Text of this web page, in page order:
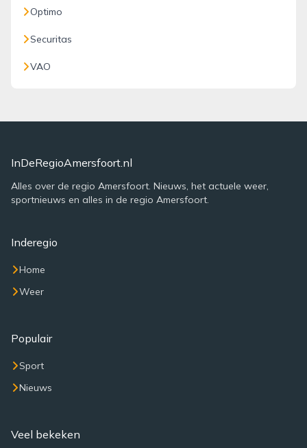
Optimo
Securitas
VAO
InDeRegioAmersfoort.nl
Alles over de regio Amersfoort. Nieuws, het actuele weer,
sportnieuws en alles in de regio Amersfoort.
Inderegio
Home
Weer
Populair
Sport
Nieuws
Veel bekeken